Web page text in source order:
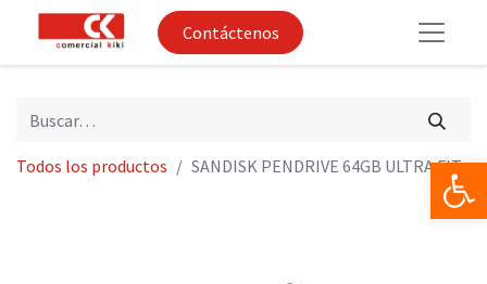
Contáctenos
Todos los productos SANDISK PENDRIVE 64GB ULTRA FIT